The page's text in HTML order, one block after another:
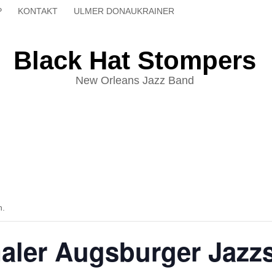
KONTAKT ULMER DONAUKRAINER
Black Hat Stompers
New Orleans Jazz Band
Augsburger